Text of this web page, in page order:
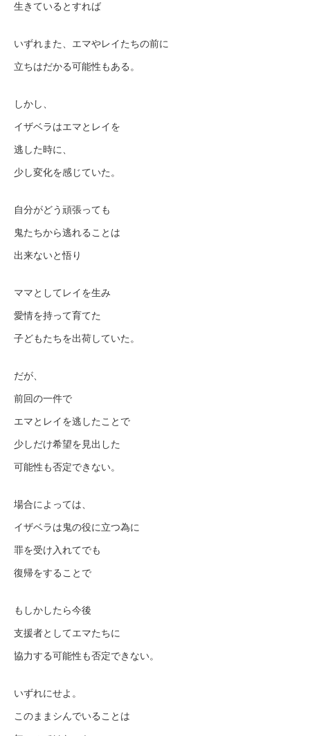
生きているとすれば
いずれまた、エマやレイたちの前に
立ちはだかる可能性もある。
しかし、
イザベラはエマとレイを
逃した時に、
少し変化を感じていた。
自分がどう頑張っても
鬼たちから逃れることは
出来ないと悟り
ママとしてレイを生み
愛情を持って育てた
子どもたちを出荷していた。
だが、
前回の一件で
エマとレイを逃したことで
少しだけ希望を見出した
可能性も否定できない。
場合によっては、
イザベラは鬼の役に立つ為に
罪を受け入れてでも
復帰をすることで
もしかしたら今後
支援者としてエマたちに
協力する可能性も否定できない。
いずれにせよ。
このままシんでいることは